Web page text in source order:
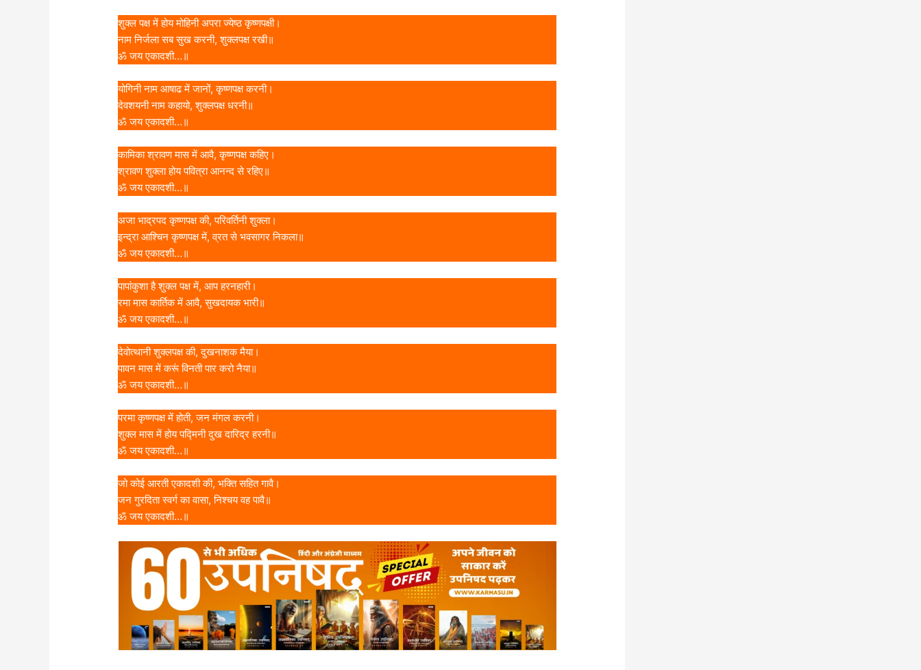
शुक्ल पक्ष में होय मोहिनी अपरा ज्येष्ठ कृष्णपक्षी।
नाम निर्जला सब सुख करनी, शुक्लपक्ष रखी॥
ॐ जय एकादशी…॥
योगिनी नाम आषाढ में जानों, कृष्णपक्ष करनी।
देवशयनी नाम कहायो, शुक्लपक्ष धरनी॥
ॐ जय एकादशी…॥
कामिका श्रावण मास में आवै, कृष्णपक्ष कहिए।
श्रावण शुक्ला होय पवित्रा आनन्द से रहिए॥
ॐ जय एकादशी…॥
अजा भाद्रपद कृष्णपक्ष की, परिवर्तिनी शुक्ला।
इन्द्रा आश्चिन कृष्णपक्ष में, व्रत से भवसागर निकला॥
ॐ जय एकादशी…॥
पापांकुशा है शुक्ल पक्ष में, आप हरनहारी।
रमा मास कार्तिक में आवै, सुखदायक भारी॥
ॐ जय एकादशी…॥
देवोत्थानी शुक्लपक्ष की, दुखनाशक मैया।
पावन मास में करूं विनती पार करो नैया॥
ॐ जय एकादशी…॥
परमा कृष्णपक्ष में होती, जन मंगल करनी।
शुक्ल मास में होय पद्मिनी दुख दारिद्र हरनी॥
ॐ जय एकादशी…॥
जो कोई आरती एकादशी की, भक्ति सहित गावै।
जन गुरदिता स्वर्ग का वासा, निश्चय वह पावै॥
ॐ जय एकादशी…॥